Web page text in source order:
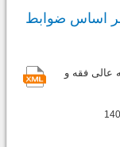
اساس ضوابط
فقه و